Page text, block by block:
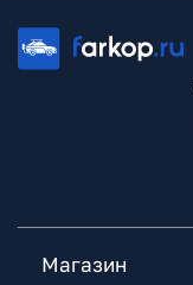
Магазин